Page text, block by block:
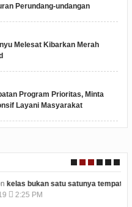
Perundang-undangan
Melesat Kibarkan Merah
Program Prioritas, Minta
Layani Masyarakat
tempat belajar...